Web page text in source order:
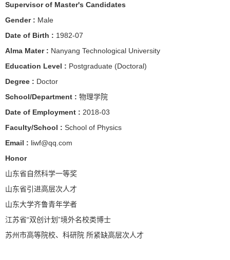
Supervisor of Master's Candidates
Gender : Male
Date of Birth : 1982-07
Alma Mater : Nanyang Technological University
Education Level : Postgraduate (Doctoral)
Degree : Doctor
School/Department : 物理学院
Date of Employment : 2018-03
Faculty/School : School of Physics
Email : liwf@qq.com
Honor
山东省自然科学一等奖
山东省引进高层次人才
山东大学齐鲁青年学者
江苏省“双创计划”境外名校类博士
苏州市高等院校、科研院 所紧缺高层次人才